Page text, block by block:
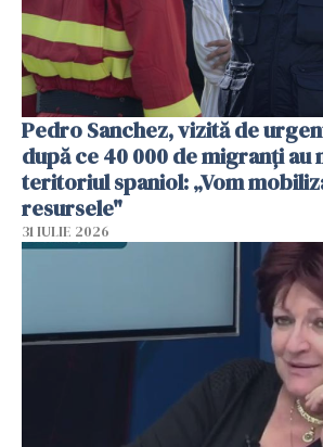
Pedro Sanchez, vizită de
după ce 40 000 de migranți au
teritoriul spaniol: „Vom
resursele"
31 IULIE 2026